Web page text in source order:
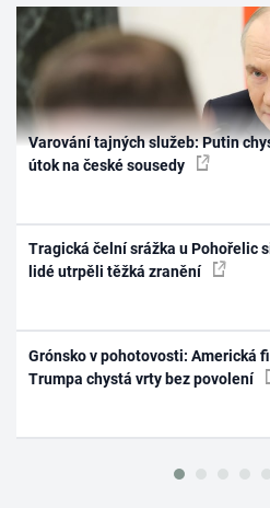
Varování tajných služeb: Putin
útok na české sousedy
Tragická čelní srážka u Pohořelic
lidé utrpěli těžká zranění
Grónsko v pohotovosti: Americká
Trumpa chystá vrty bez povolení